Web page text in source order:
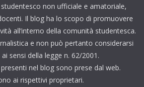
non ufficiale e amatoriale,
Il blog ha lo scopo di promuovere
all’interno della comunità studentesca.
e non può pertanto considerarsi
sensi della legge n. 62/2001.
nel blog sono prese dal web.
ai rispettivi proprietari.